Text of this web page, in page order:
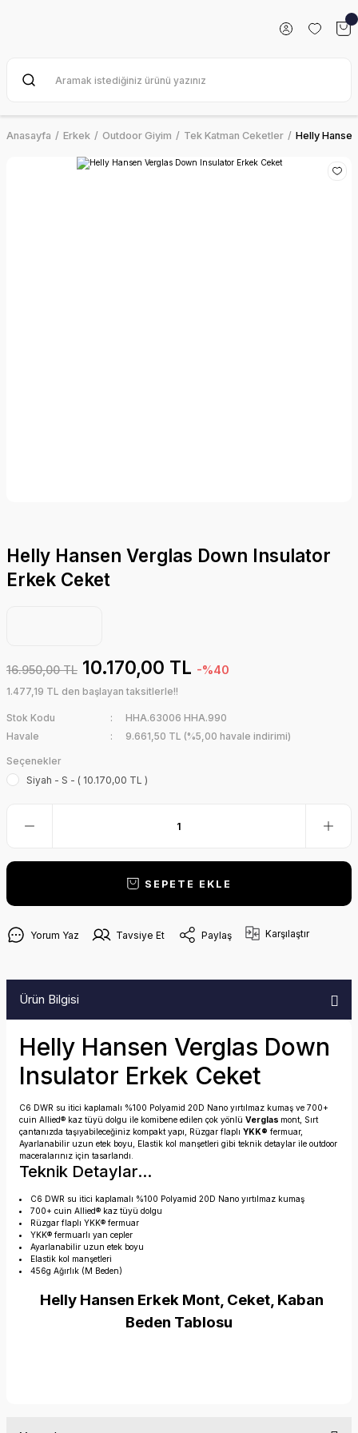
Anasayfa Erkek Outdoor Giyim Tek Katman Ceketler Helly
Helly Hansen Verglas Down Insulator
Erkek Ceket
16.950,00 TL 10.170,00 TL -%40
1.477,19 TL den başlayan taksitlerle!!
Stok Kodu
HHA.63006 HHA.990
Havale
9.661,50 TL (%5,00 havale indirimi)
Seçenekler
Siyah - S - ( 10.170,00 TL )
SEPETE EKLE
Yorum Yaz Tavsiye Et Paylaş Karşılaştır
Ürün Bilgisi
Helly Hansen Verglas Down
Insulator Erkek Ceket
C6 DWR su itici kaplamalı %100 Polyamid 20D Nano yırtılmaz kumaş ve 700+
cuin Allied® kaz tüyü dolgu ile komibene edilen çok yönlü Verglas mont, Sırt
çantanızda taşıyabileceğiniz kompakt yapı, Rüzgar flaplı YKK® fermuar,
Ayarlanabilir uzun etek boyu, Elastik kol manşetleri gibi teknik detaylar ile outdoor
maceralarınız için tasarlandı.
Teknik Detaylar...
C6 DWR su itici kaplamalı %100 Polyamid 20D Nano yırtılmaz kumaş
700+ cuin Allied® kaz tüyü dolgu
Rüzgar flaplı YKK® fermuar
YKK® fermuarlı yan cepler
Ayarlanabilir uzun etek boyu
Elastik kol manşetleri
456g Ağırlık (M Beden)
Helly Hansen Erkek Mont, Ceket, Kaban
Beden Tablosu